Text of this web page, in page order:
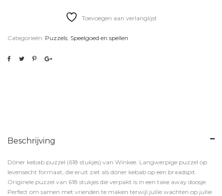
Toevoegen aan verlanglijst
Categorieën: Puzzels, Speelgoed en spellen
Beschrijving
Döner kebab puzzel (618 stukjes) van Winkee. Langwerpige puzzel op
levensecht formaat, die eruit ziet als döner kebab op een braadspit.
Originele puzzel van 618 stukjes die verpakt is in een take away doosje.
Perfect om samen met vrienden te maken terwijl jullie wachten op jullie